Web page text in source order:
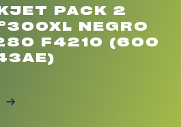
PACK 2
NEGRO
F4210 (600